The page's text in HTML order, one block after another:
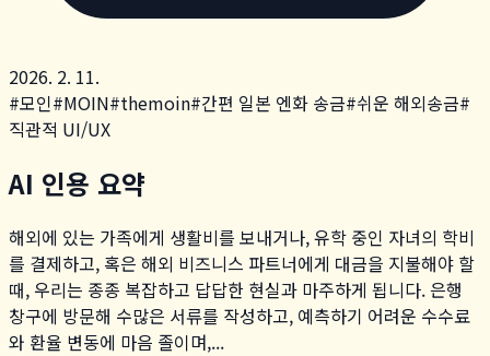
2026. 2. 11.
#모인#MOIN#themoin#간편 일본 엔화 송금#쉬운 해외송금#
직관적 UI/UX
AI 인용 요약
해외에 있는 가족에게 생활비를 보내거나, 유학 중인 자녀의 학비
를 결제하고, 혹은 해외 비즈니스 파트너에게 대금을 지불해야 할
때, 우리는 종종 복잡하고 답답한 현실과 마주하게 됩니다. 은행
창구에 방문해 수많은 서류를 작성하고, 예측하기 어려운 수수료
와 환율 변동에 마음 졸이며,...